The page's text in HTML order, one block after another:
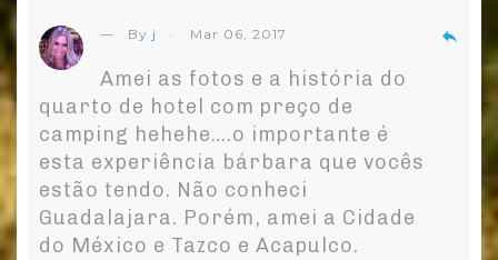
— By j Mar 06, 2017
Amei as fotos e a história do
quarto de hotel com preço de
camping hehehe….o importante é
esta experiência bárbara que vocês
estão tendo. Não conheci
Guadalajara. Porém, amei a Cidade
do México e Tazco e Acapulco.
reply